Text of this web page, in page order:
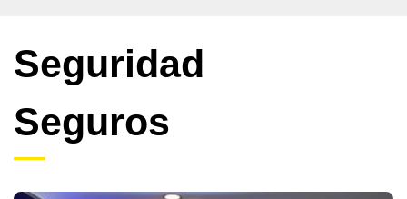
Seguridad
Seguros